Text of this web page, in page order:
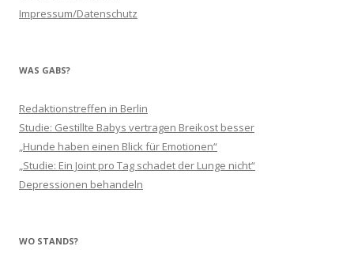
Impressum/Datenschutz
WAS GABS?
Redaktionstreffen in Berlin
Studie: Gestillte Babys vertragen Breikost besser
„Hunde haben einen Blick für Emotionen“
„Studie: Ein Joint pro Tag schadet der Lunge nicht“
Depressionen behandeln
WO STANDS?